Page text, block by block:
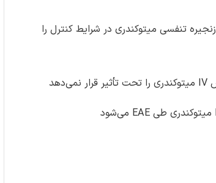
3.5. فعال‌کننده‌های اختصاصی مسیر فعال NO سمیت عصبی القاشده توسط مهار کمپلکس IV زنجیره تنفسی میتوکندری در شرایط کنترل را